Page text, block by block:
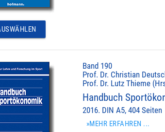
Band 190
Prof. Dr. Christian
Prof. Dr. Lutz Thieme
Handbuch
2016. DIN A5, 404 Seiten
»MEHR ERFAHREN ...